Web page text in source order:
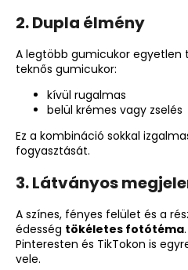
2. Dupla élmény
A legtöbb gumicukor
teknős gumicukor:
kívül rugalmas
belül krémes vagy zselés
Ez a kombináció sokkal
fogyasztását.
3. Látványos
A színes, fényes felület és a
édesség tökéletes fotótéma
Pinteresten és TikTokon is
vele.